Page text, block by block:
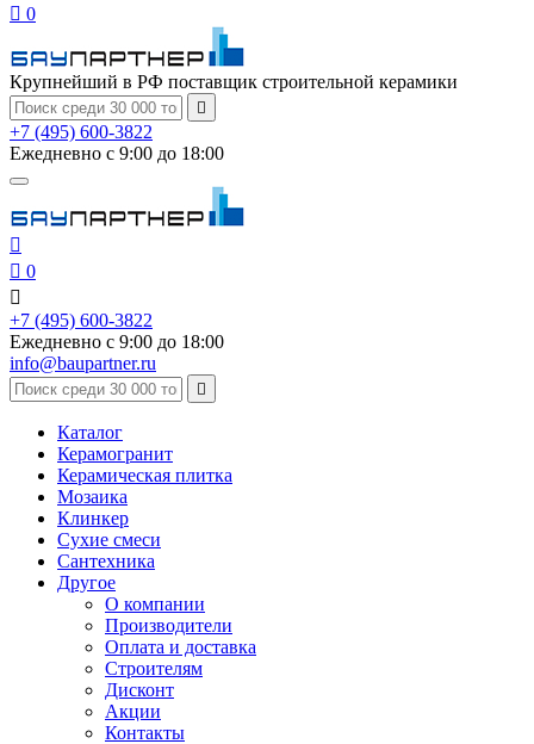
 0
Крупнейший в РФ поставщик строительной керамики

+7 (495) 600-3822
Ежедневно с 9:00 до 18:00

 0

+7 (495) 600-3822
Ежедневно с 9:00 до 18:00
info@baupartner.ru

Каталог
Керамогранит
Керамическая плитка
Мозаика
Клинкер
Сухие смеси
Сантехника
Другое
О компании
Производители
Оплата и доставка
Строителям
Дисконт
Акции
Контакты